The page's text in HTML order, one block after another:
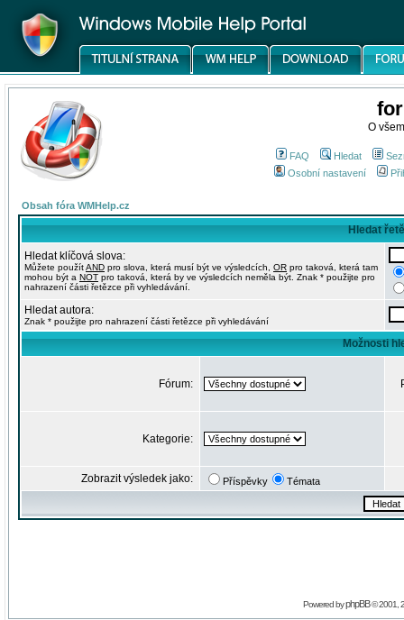
O
FAQ Hledat
Osobní nastavení
Obsah fóra WMHelp.cz
Hledat
Hledat klíčová slova:
Můžete použítAND pro slova, která musí být ve výsledcích, OR pro taková, která tam
mohou být a NOT pro taková, která by ve výsledcích neměla být. Znak * použijte pro
nahrazení části řetězce při vyhledávání.
Hledat autora:
Znak * použijte pro nahrazení části řetězce při vyhledávání
Možnosti
Fórum:
Kategorie:
Zobrazit výsledek jako: Příspěvky Témata
Powered byphpBB© 2001,